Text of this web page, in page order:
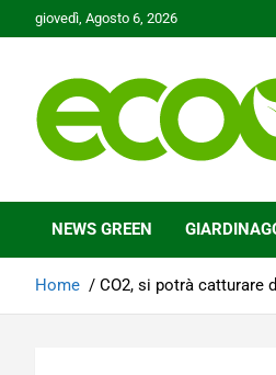
to
giovedì, Agosto 6, 2026
Ecoo.it
NEWS GREEN
Home CO2, si potrà catturare